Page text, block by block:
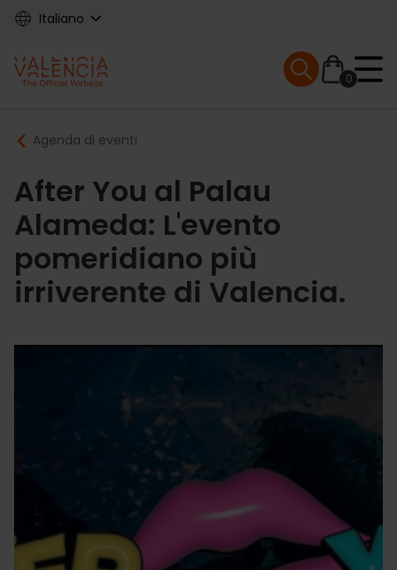
Skip
content
Italiano
Main
navigation
0
Mobile menu
Breadcrumb
Agenda di eventi
After You al Palau
Alameda: L'evento
pomeridiano più
irriverente di Valencia.